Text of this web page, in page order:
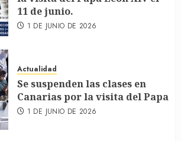
11 de junio.
1 DE JUNIO DE 2026
Actualidad
Se suspenden las clases en
Canarias por la visita del Papa
1 DE JUNIO DE 2026